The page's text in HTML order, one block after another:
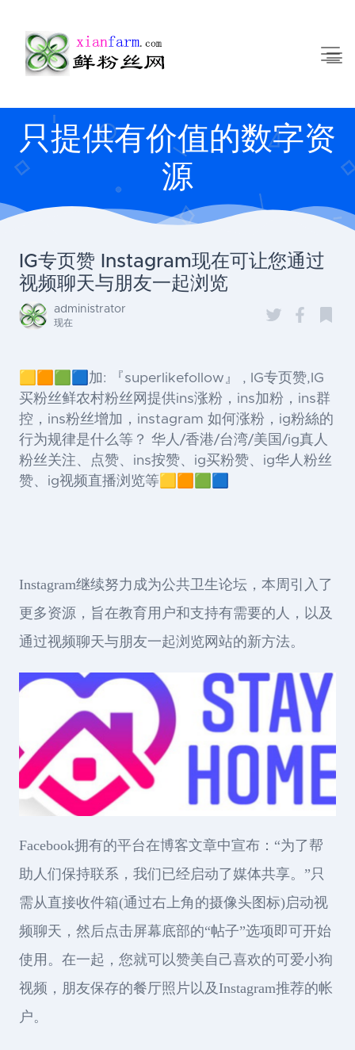
只提供有价值的数字资
源
IG专页赞 Instagram现在可让您通过
视频聊天与朋友一起浏览
administrator
现在
🟨🟧🟩🟦加: 『superlikefollow』 , IG专页赞,IG
买粉丝鲜农村粉丝网提供ins涨粉，ins加粉，ins群
控，ins粉丝增加，instagram 如何涨粉，ig粉絲的
行为规律是什么等？ 华人/香港/台湾/美国/ig真人
粉丝关注、点赞、ins按赞、ig买粉赞、ig华人粉丝
赞、ig视频直播浏览等🟨🟧🟩🟦
Instagram继续努力成为公共卫生论坛，本周引入了
更多资源，旨在教育用户和支持有需要的人，以及
通过视频聊天与朋友一起浏览网站的新方法。
Facebook拥有的平台在博客文章中宣布：“为了帮
助人们保持联系，我们已经启动了媒体共享。”只
需从直接收件箱(通过右上角的摄像头图标)启动视
频聊天，然后点击屏幕底部的“帖子”选项即可开始
使用。在一起，您就可以赞美自己喜欢的可爱小狗
视频，朋友保存的餐厅照片以及Instagram推荐的帐
户。